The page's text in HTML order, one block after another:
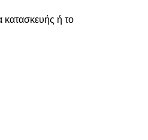
κατασκευής ή το